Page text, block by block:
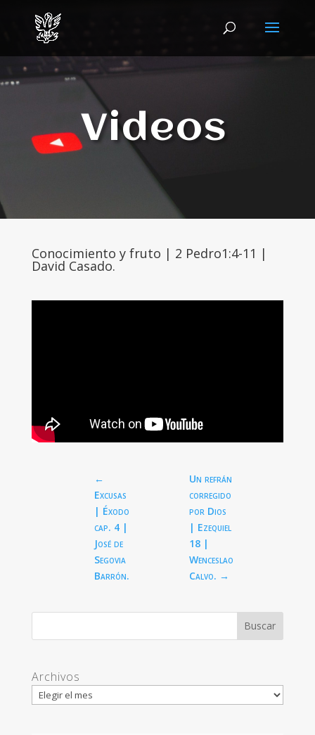
Videos
Conocimiento y fruto | ‎2 Pedro1:4-11 |
David Casado.
←
Excusas
| Éxodo
cap. 4 |
José de
Segovia
Barrón.
Un refrán
corregido
por Dios
| Ezequiel
18|
Wenceslao
Calvo. →
Archivos